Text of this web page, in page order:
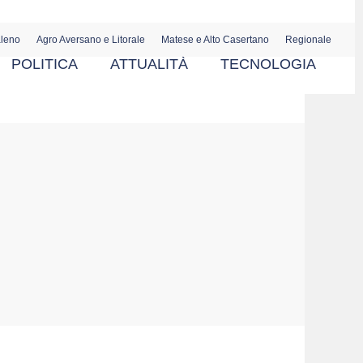
Agro Aversano e Litorale Matese e Alto Casertano Regionale
POLITICA ATTUALITÀ TECNOLOGIA